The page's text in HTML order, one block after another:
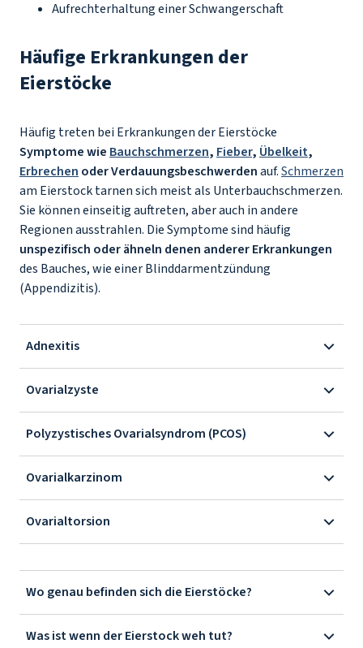
Aufrechterhaltung einer Schwangerschaft
Häufige Erkrankungen der
Eierstöcke
Häufig treten bei Erkrankungen der Eierstöcke
Symptome wie Bauchschmerzen, Fieber, Übelkeit,
Erbrechen oder Verdauungsbeschwerdenauf.Schmerzen
am Eierstock tarnen sich meist als Unterbauchschmerzen.
Sie können einseitig auftreten, aber auch in andere
Regionen ausstrahlen. Die Symptome sind häufig
unspezifisch oder ähneln denen anderer Erkrankungen
des Bauches, wie einer Blinddarmentzündung
(Appendizitis).
Adnexitis
Ovarialzyste
Polyzystisches Ovarialsyndrom (PCOS)
Ovarialkarzinom
Ovarialtorsion
Wo genau befinden sich die Eierstöcke?
Was ist wenn der Eierstock weh tut?